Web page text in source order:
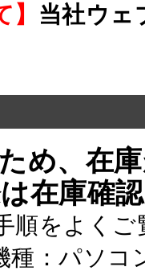
当社ウェ
ド
め、在
在庫確
順をよくご
種：パソ